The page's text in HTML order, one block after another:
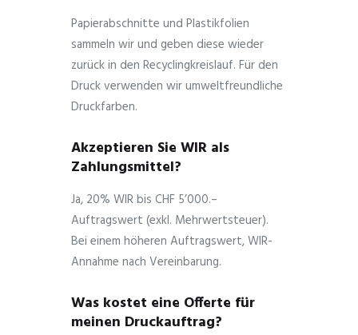
Papierabschnitte und Plastikfolien
sammeln wir und geben diese wieder
zurück in den Recyclingkreislauf. Für den
Druck verwenden wir umweltfreundliche
Druckfarben.
Akzeptieren Sie WIR als
Zahlungsmittel?
Ja, 20% WIR bis CHF 5’000.–
Auftragswert (exkl. Mehrwertsteuer).
Bei einem höheren Auftragswert, WIR-
Annahme nach Vereinbarung.
Was kostet eine Offerte für
meinen Druckauftrag?